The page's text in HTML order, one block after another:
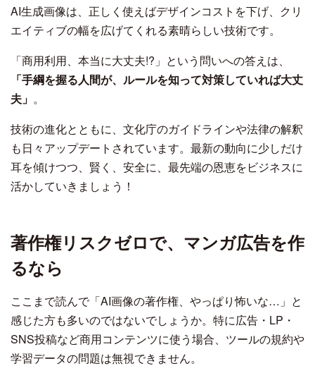
AI生成画像は、正しく使えばデザインコストを下げ、クリ
エイティブの幅を広げてくれる素晴らしい技術です。
「商用利用、本当に大丈夫!?」という問いへの答えは、
「手綱を握る人間が、ルールを知って対策していれば大丈
夫」 。
技術の進化とともに、文化庁のガイドラインや法律の解釈
も日々アップデートされています。最新の動向に少しだけ
耳を傾けつつ、賢く、安全に、最先端の恩恵をビジネスに
活かしていきましょう！
著作権リスクゼロで、マンガ広告を作
るなら
ここまで読んで「AI画像の著作権、やっぱり怖いな…」と
感じた方も多いのではないでしょうか。特に広告・LP・
SNS投稿など商用コンテンツに使う場合、ツールの規約や
学習データの問題は無視できません。